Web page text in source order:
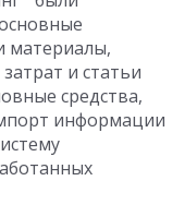
материалы,
и статьи
средства,
информации